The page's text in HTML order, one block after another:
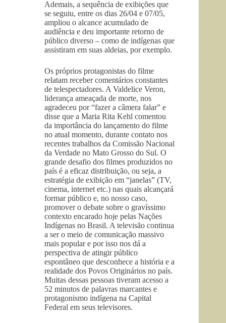
Ademais, a sequência de exibições que
se seguiu, entre os dias 26/04 e 07/05,
ampliou o alcance acumulado de
audiência e deu importante retorno de
público diverso – como de indígenas que
assistiram em suas aldeias, por exemplo.
Os próprios protagonistas do filme
relatam receber comentários constantes
de telespectadores. A Valdelice Veron,
liderança ameaçada de morte, nos
agradeceu por “fazer a câmera falar” e
disse que a Maria Rita Kehl comentou
da importância do lançamento do filme
no atual momento, durante contato nos
recentes trabalhos da Comissão Nacional
da Verdade no Mato Grosso do Sul. O
grande desafio dos filmes produzidos no
país é a eficaz distribuição, ou seja, a
estratégia de exibição em “janelas” (TV,
cinema, internet etc.) nas quais alcançará
formar público e, no nosso caso,
promover o debate sobre o gravíssimo
contexto encarado hoje pelas Nações
Indígenas no Brasil. A televisão continua
a ser o meio de comunicação massivo
mais popular e por isso nos dá a
perspectiva de atingir público
espontâneo que desconhece a história e a
realidade dos Povos Originários no país.
Muitas dessas pessoas tiveram acesso a
52 minutos de palavras marcantes e
protagonismo indígena na Capital
Federal em seus televisores.